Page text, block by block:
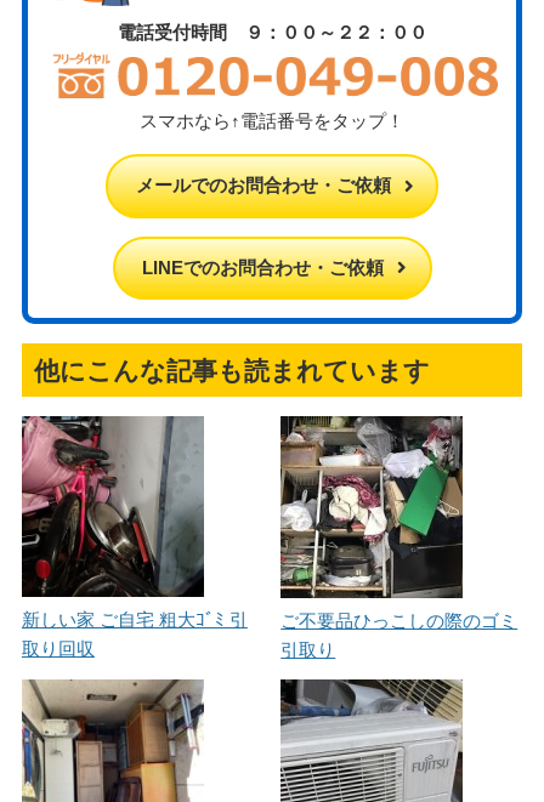
電話受付時間 ９：００～２２：００
スマホなら↑電話番号をタップ！
メールでのお問合わせ・ご依頼
LINEでのお問合わせ・ご依頼
他にこんな記事も読まれています
新しい家 ご自宅 粗大ｺﾞﾐ 引
取り回収
ご不要品ひっこしの際のゴミ
引取り